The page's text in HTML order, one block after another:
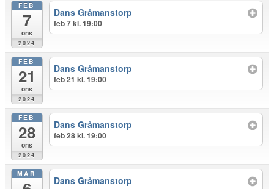
FEB
7
ons
2024
Dans Gråmanstorp
feb 7 kl. 19:00
FEB
21
ons
2024
Dans Gråmanstorp
feb 21 kl. 19:00
FEB
28
ons
2024
Dans Gråmanstorp
feb 28 kl. 19:00
MAR
Dans Gråmanstorp